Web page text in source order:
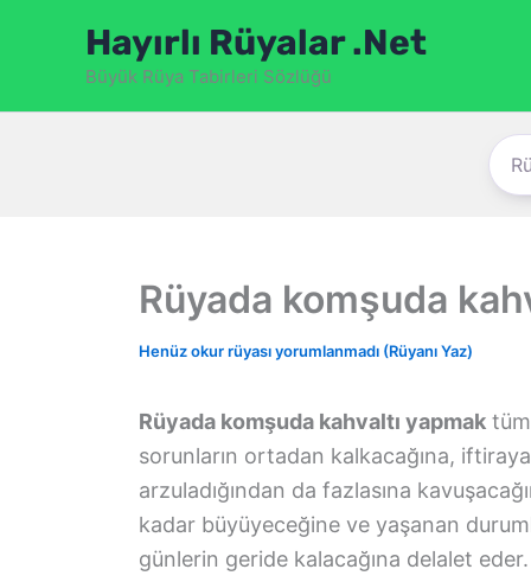
Hayırlı Rüyalar .Net
Büyük Rüya Tabirleri Sözlüğü
Rüyada komşuda
Henüz okur rüyası yorumlanmadı (Rüyanı Yaz)
Rüyada komşuda kahvaltı yapmak
sorunların ortadan kalkacağına,
arzuladığından da fazlasına
kadar büyüyeceğine ve yaşanan
günlerin geride kalacağına delalet eder.